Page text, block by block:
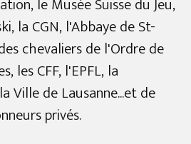
la CGN, l'Abbaye de St-
chevaliers de l'Ordre de
les CFF, l'EPFL, la
Ville de Lausanne...et de
privés.